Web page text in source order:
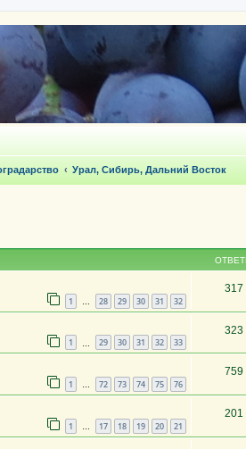
Урал, Сибирь, Дальний Восток
1 … 28 29 30 31 32
317
1 29 30 31 32 33
323
1 … 72 73 74 75 76
759
1 … 17 18 19 20 21
201